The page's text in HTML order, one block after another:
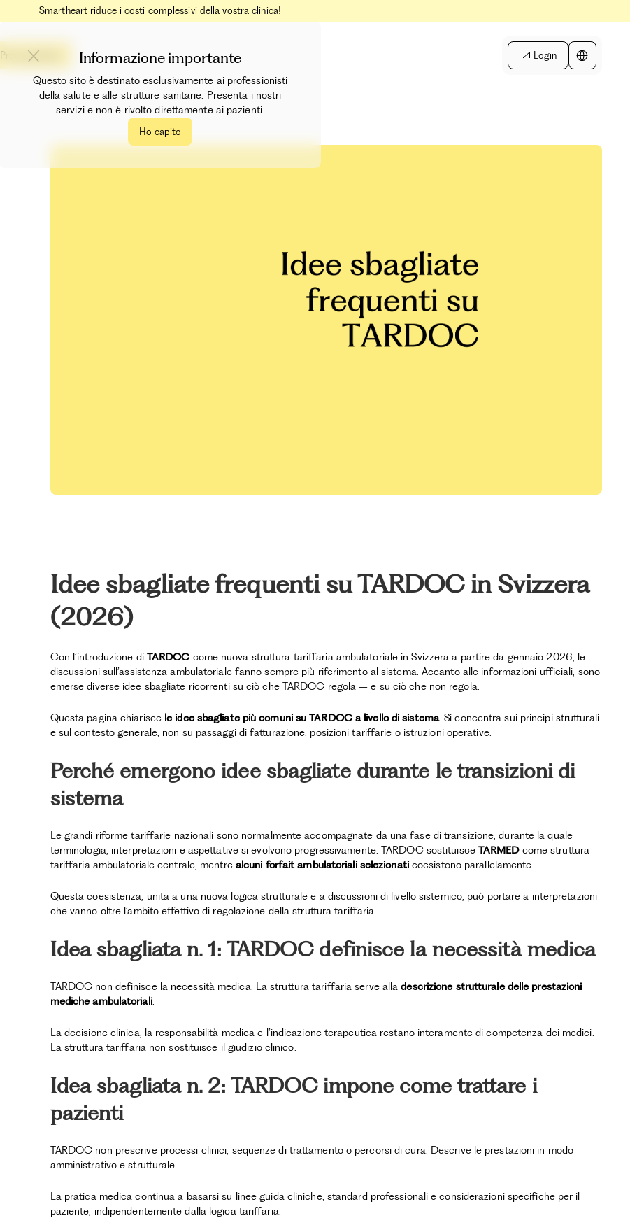
Smartheart riduce i costi complessivi della vostra clinica!
Prova gratuita Login
Informazione importante
Questo sito è destinato esclusivamente ai professionisti
della salute e alle strutture sanitarie. Presenta i nostri
servizi e non è rivolto direttamente ai pazienti.
Ho capito
Idee sbagliate frequenti su TARDOC in Svizzera
(2026)
Con l’introduzione di TARDOC come nuova struttura tariffaria ambulatoriale in Svizzera a partire da gennaio 2026, le
discussioni sull’assistenza ambulatoriale fanno sempre più riferimento al sistema. Accanto alle informazioni ufficiali, sono
emerse diverse idee sbagliate ricorrenti su ciò che TARDOC regola – e su ciò che non regola.
Questa pagina chiarisce le idee sbagliate più comuni su TARDOC a livello di sistema. Si concentra sui principi strutturali
e sul contesto generale, non su passaggi di fatturazione, posizioni tariffarie o istruzioni operative.
Perché emergono idee sbagliate durante le transizioni di
sistema
Le grandi riforme tariffarie nazionali sono normalmente accompagnate da una fase di transizione, durante la quale
terminologia, interpretazioni e aspettative si evolvono progressivamente. TARDOC sostituisce TARMEDcome struttura
tariffaria ambulatoriale centrale, mentre alcuni forfait ambulatoriali selezionaticoesistono parallelamente.
Questa coesistenza, unita a una nuova logica strutturale e a discussioni di livello sistemico, può portare a interpretazioni
che vanno oltre l’ambito effettivo di regolazione della struttura tariffaria.
Idea sbagliata n. 1: TARDOC definisce la necessità medica
TARDOC non definisce la necessità medica. La struttura tariffaria serve alladescrizione strutturale delle prestazioni
mediche ambulatoriali.
La decisione clinica, la responsabilità medica e l’indicazione terapeutica restano interamente di competenza dei medici.
La struttura tariffaria non sostituisce il giudizio clinico.
Idea sbagliata n. 2: TARDOC impone come trattare i
pazienti
TARDOC non prescrive processi clinici, sequenze di trattamento o percorsi di cura. Descrive le prestazioni in modo
amministrativo e strutturale.
La pratica medica continua a basarsi su linee guida cliniche, standard professionali e considerazioni specifiche per il
paziente, indipendentemente dalla logica tariffaria.